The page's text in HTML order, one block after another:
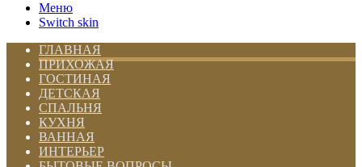
Меню
Switch skin
ГЛАВНАЯ
ПРИХОЖАЯ
ГОСТИНАЯ
ДЕТСКАЯ
СПАЛЬНЯ
КУХНЯ
ВАННАЯ
ИНТЕРЬЕР